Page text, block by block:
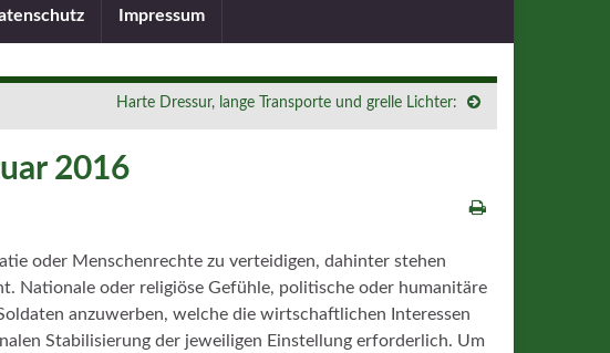
Impressum
Harte Dressur, lange Transporte und grelle Lichter:
2016
oder Menschenrechte zu verteidigen, dahinter stehen
Nationale oder religiöse Gefühle, politische oder humanitäre
anzuwerben, welche die wirtschaftlichen Interessen
Stabilisierung der jeweiligen Einstellung erforderlich. Um